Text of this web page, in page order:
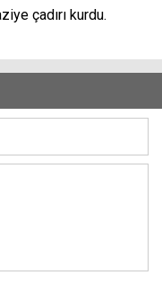
çadırı kurdu.